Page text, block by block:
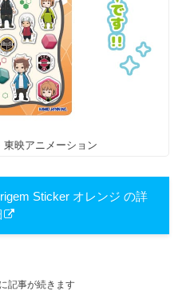
映アニメーション
Sticker オレンジ の詳
記事が続きます